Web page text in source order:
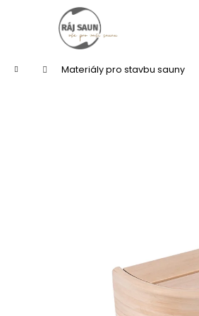
Domů Materiály pro stavbu sauny
Zpět
obchodu
Zpět
obchodu